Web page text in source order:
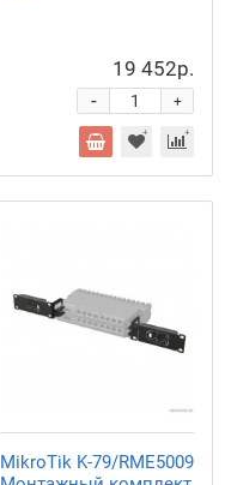
19 452р.
+
-
MikroTik K-79/RME5009